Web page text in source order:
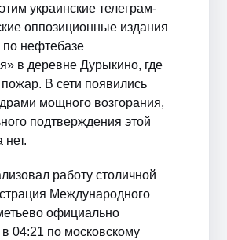
украинские телеграм-
оппозиционные издания
по нефтебазе
в деревне Дурыкино, где
В сети появились
мощного возгорания,
подтверждения этой
работу столичной
Международного
официально
04:21 по московскому